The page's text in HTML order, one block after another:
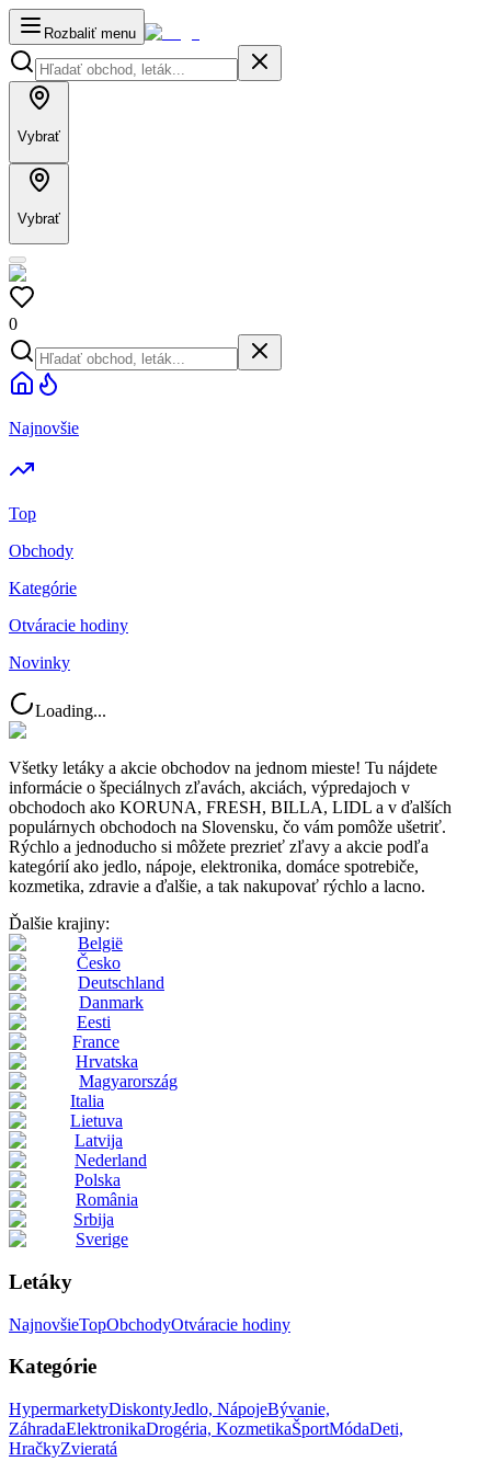
Rozbaliť menu
Vybrať
Vybrať
0
Najnovšie
Top
Obchody
Kategórie
Otváracie hodiny
Novinky
Loading...
Všetky letáky a akcie obchodov na jednom mieste! Tu nájdete
informácie o špeciálnych zľavách, akciách, výpredajoch v
obchodoch ako KORUNA, FRESH, BILLA, LIDL a v ďalších
populárnych obchodoch na Slovensku, čo vám pomôže ušetriť.
Rýchlo a jednoducho si môžete prezrieť zľavy a akcie podľa
kategórií ako jedlo, nápoje, elektronika, domáce spotrebiče,
kozmetika, zdravie a ďalšie, a tak nakupovať rýchlo a lacno.
Ďalšie krajiny:
België
Česko
Deutschland
Danmark
Eesti
France
Hrvatska
Magyarország
Italia
Lietuva
Latvija
Nederland
Polska
România
Srbija
Sverige
Letáky
NajnovšieTopObchodyOtváracie hodiny
Kategórie
HypermarketyDiskontyJedlo, NápojeBývanie,
ZáhradaElektronikaDrogéria, KozmetikaŠportMódaDeti,
HračkyZvieratá